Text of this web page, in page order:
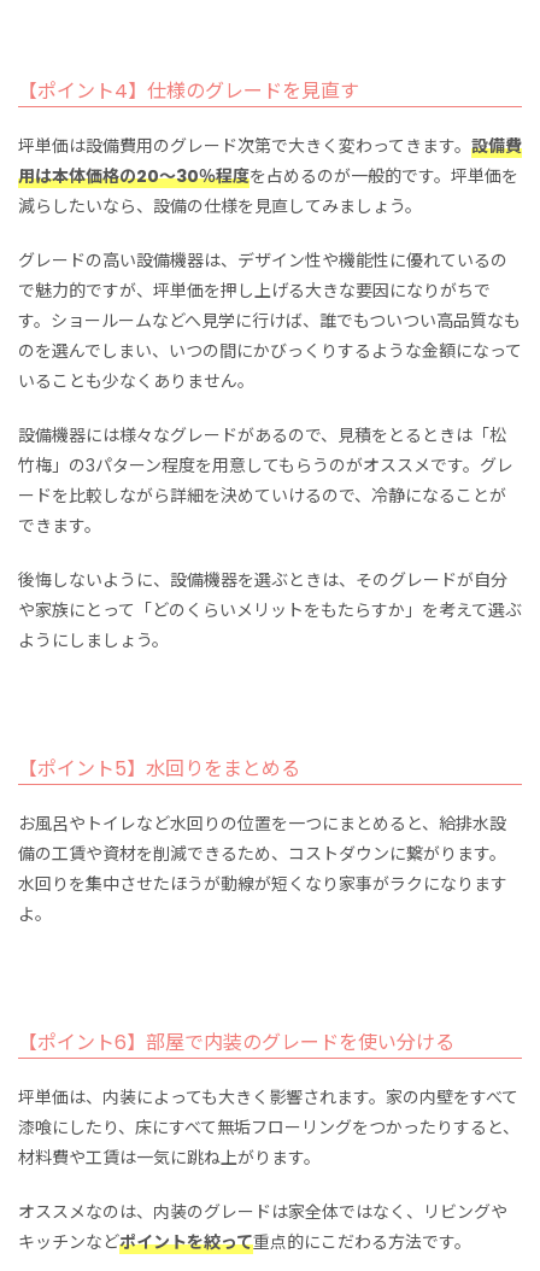
【ポイント4】仕様のグレードを見直す
坪単価は設備費用のグレード次第で大きく変わってきます。 設備費
用は本体価格の20～30％程度を占めるのが一般的です。坪単価を
減らしたいなら、設備の仕様を見直してみましょう。
グレードの高い設備機器は、デザイン性や機能性に優れているの
で魅力的ですが、坪単価を押し上げる大きな要因になりがちで
す。ショールームなどへ見学に行けば、誰でもついつい高品質なも
のを選んでしまい、いつの間にかびっくりするような金額になって
いることも少なくありません。
設備機器には様々なグレードがあるので、見積をとるときは「松
竹梅」の3パターン程度を用意してもらうのがオススメです。グレ
ードを比較しながら詳細を決めていけるので、冷静になることが
できます。
後悔しないように、設備機器を選ぶときは、そのグレードが自分
や家族にとって「どのくらいメリットをもたらすか」を考えて選ぶ
ようにしましょう。
【ポイント5】水回りをまとめる
お風呂やトイレなど水回りの位置を一つにまとめると、給排水設
備の工賃や資材を削減できるため、コストダウンに繋がります。
水回りを集中させたほうが動線が短くなり家事がラクになります
よ。
【ポイント6】部屋で内装のグレードを使い分ける
坪単価は、内装によっても大きく影響されます。家の内壁をすべて
漆喰にしたり、床にすべて無垢フローリングをつかったりすると、
材料費や工賃は一気に跳ね上がります。
オススメなのは、内装のグレードは家全体ではなく、リビングや
キッチンなどポイントを絞って重点的にこだわる方法です。